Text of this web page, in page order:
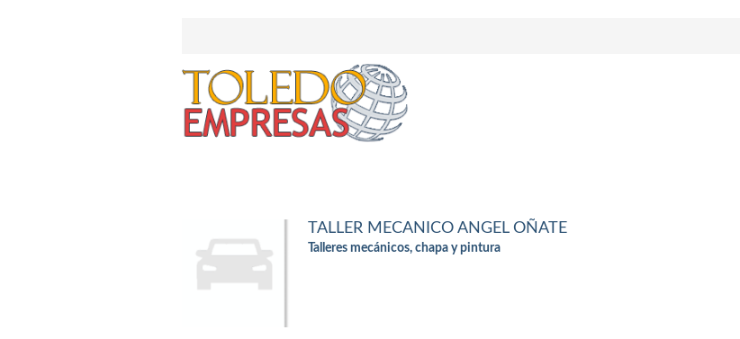
TALLER MECANICO ANGEL OÑATE
Talleres mecánicos, chapa y pintura